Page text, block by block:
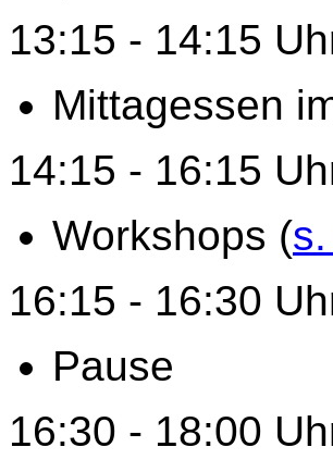
13:15 - 14:15
Mittagessen
14:15 - 16:15
Workshops (
16:15 - 16:30
Pause
16:30 - 18:00